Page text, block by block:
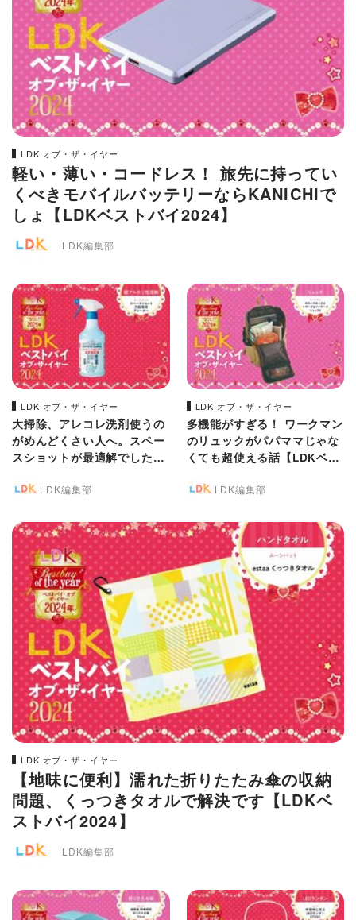
LDK オブ・ザ・イヤー
軽い・薄い・コードレス！ 旅先に持ってい
くべきモバイルバッテリーならKANICHIで
しょ【LDKベストバイ2024】
LDK編集部
LDK オブ・ザ・イヤー
大掃除、アレコレ洗剤使うの
がめんどくさい人へ。スペー
スショットが最適解でした
LDK編集部
LDK オブ・ザ・イヤー
多機能がすぎる！ ワークマン
のリュックがパパママじゃな
くても超使える話【LDKベス
LDK編集部
LDK オブ・ザ・イヤー
【地味に便利】濡れた折りたたみ傘の収納
問題、くっつきタオルで解決です【LDKベ
ストバイ2024】
LDK編集部